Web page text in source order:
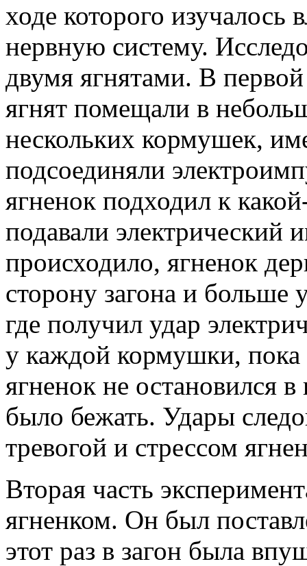
ходе которого изучалось
нервную систему.
двумя ягнятами. В
ягнят помещали в
нескольких кормушек,
подсоединяли
ягненок подходил к
подавали электрический
происходило, ягненок
сторону загона и больше
где получил удар
у каждой кормушки,
ягненок не остановился
было бежать. Удары
тревогой и стрессом
Вторая часть
ягненком. Он был
этот раз в загон была